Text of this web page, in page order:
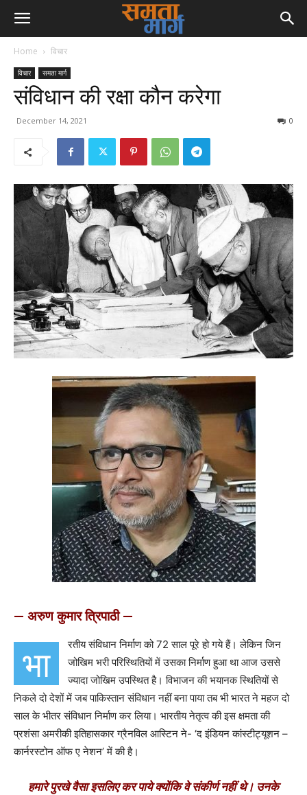
Home विचार
विचार समता मार्ग
संविधान की रक्षा कौन करेगा
December 14, 2021 0
— अरुण कुमार त्रिपाठी —
भा
रतीय संविधान निर्माण को 72 साल पूरे हो गये हैं। लेकिन जिन
जोखिम भरी परिस्थितियों में उसका निर्माण हुआ था आज उससे
ज्यादा जोखिम उपस्थित है। विभाजन की भयानक स्थितियों से
निकले दो देशों में जब पाकिस्तान संविधान नहीं बना पाया तब भी भारत ने महज दो
साल के भीतर संविधान निर्माण कर लिया। भारतीय नेतृत्व की इस क्षमता की
प्रशंसा अमरीकी इतिहासकार ग्रैनविल आस्टिन ने- ‘द इंडियन कांस्टीट्यूशन –
कार्नरस्टोन ऑफ ए नेशन’में की है।
हमारे पुरखे वैसा इसलिए कर पाये क्योंकि वे संकीर्ण नहीं थे। उनके